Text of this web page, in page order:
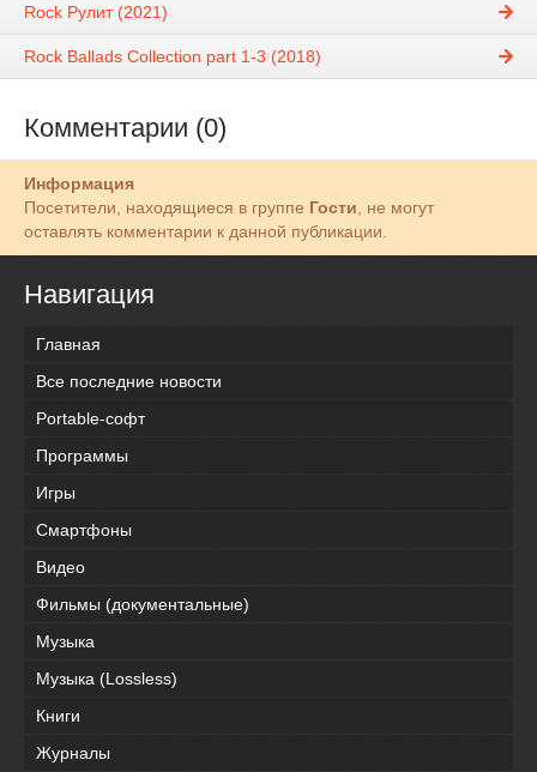
Rock Рулит (2021)
Rock Ballads Collection part 1-3 (2018)
Комментарии (0)
Информация
Посетители, находящиеся в группе Гости , не могут
оставлять комментарии к данной публикации.
Навигация
Главная
Все последние новости
Portable-софт
Программы
Игры
Смартфоны
Видео
Фильмы (документальные)
Музыка
Музыка (Lossless)
Книги
Журналы